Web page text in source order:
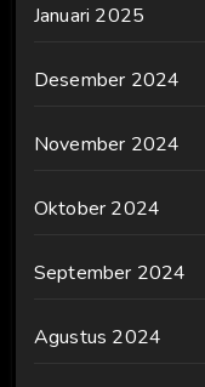
Januari 2025
Desember 2024
November 2024
Oktober 2024
September 2024
Agustus 2024